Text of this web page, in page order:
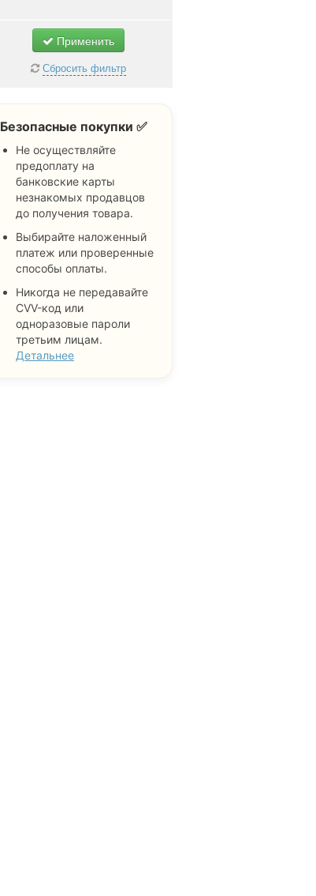
Орджоникидзевский
Хортицкий
Применить
Сбросить фильтр
Безопасные покупки ✅
Не осуществляйте
предоплату на
банковские карты
незнакомых продавцов
до получения товара.
Выбирайте наложенный
платеж или проверенные
способы оплаты.
Никогда не передавайте
CVV-код или
одноразовые пароли
третьим лицам.
Детальнее